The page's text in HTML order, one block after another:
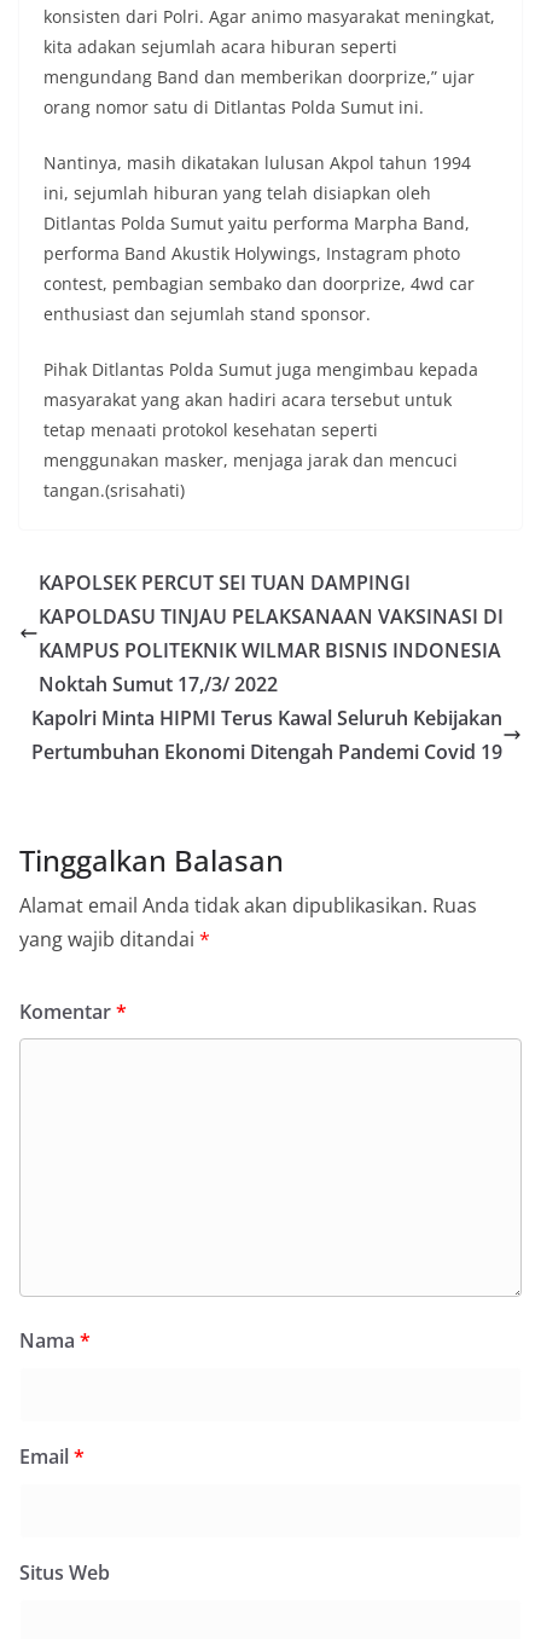
konsisten dari Polri. Agar animo masyarakat meningkat,
kita adakan sejumlah acara hiburan seperti
mengundang Band dan memberikan doorprize,” ujar
orang nomor satu di Ditlantas Polda Sumut ini.
Nantinya, masih dikatakan lulusan Akpol tahun 1994
ini, sejumlah hiburan yang telah disiapkan oleh
Ditlantas Polda Sumut yaitu performa Marpha Band,
performa Band Akustik Holywings, Instagram photo
contest, pembagian sembako dan doorprize, 4wd car
enthusiast dan sejumlah stand sponsor.
Pihak Ditlantas Polda Sumut juga mengimbau kepada
masyarakat yang akan hadiri acara tersebut untuk
tetap menaati protokol kesehatan seperti
menggunakan masker, menjaga jarak dan mencuci
tangan.(srisahati)
KAPOLSEK PERCUT SEI TUAN DAMPINGI
KAPOLDASU TINJAU PELAKSANAAN VAKSINASI DI
KAMPUS POLITEKNIK WILMAR BISNIS INDONESIA
Noktah Sumut 17,/3/ 2022
Kapolri Minta HIPMI Terus Kawal Seluruh Kebijakan
Pertumbuhan Ekonomi Ditengah Pandemi Covid 19
Tinggalkan Balasan
Alamat email Anda tidak akan dipublikasikan. Ruas
yang wajib ditandai *
Komentar*
Nama *
Email*
Situs Web